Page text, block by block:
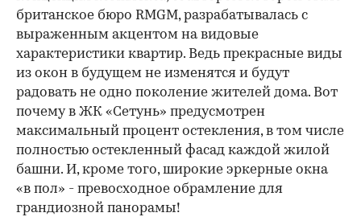
британское бюро RMGM, разрабатывалась с
выраженным акцентом на видовые
характеристики квартир. Ведь прекрасные виды
из окон в будущем не изменятся и будут
радовать не одно поколение жителей дома. Вот
почему в ЖК «Сетунь» предусмотрен
максимальный процент остекления, в том числе
полностью остекленный фасад каждой жилой
башни. И, кроме того, широкие эркерные окна
«в пол» - превосходное обрамление для
грандиозной панорамы!